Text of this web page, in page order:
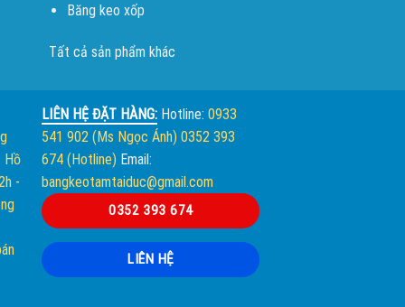
Băng keo xốp
Tất cả sản phẩm khác
Hồ
-
LIÊN HỆ ĐẶT HÀNG: Hotline:0933
541 902 (Ms Ngọc Ánh) 0352 393
674 (Hotline) Email:
bangkeotamtaiduc@gmail.com
0352 393 674
LIÊN HỆ